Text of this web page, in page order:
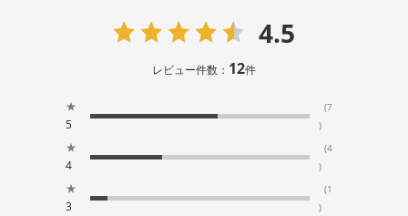
4.5
レビュー件数： 12件
★
5
(7
)
★
4
(4
)
★
3
(1
)